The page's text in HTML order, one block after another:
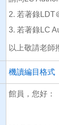
2. 若著錄LDT
3. 若著錄LC
以上敬請老師
機讀編目格式
館員，您好：